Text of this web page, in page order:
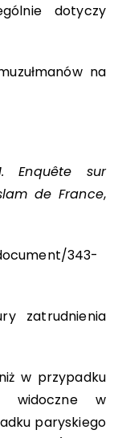
dotyczy
na
Enquête sur
de France,
343-
zatrudnienia
w przypadku
widoczne w
paryskiego